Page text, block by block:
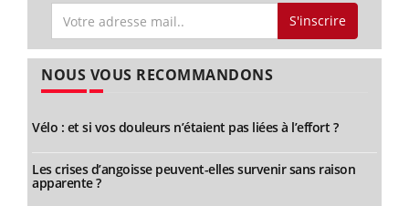
S'inscrire
NOUS VOUS RECOMMANDONS
Vélo : et si vos douleurs n’étaient pas liées à l’effort ?
Les crises d’angoisse peuvent-elles survenir sans raison
apparente ?